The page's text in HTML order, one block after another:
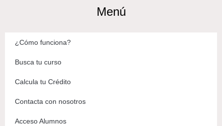
Menú
¿Cómo funciona?
Busca tu curso
Calcula tu Crédito
Contacta con nosotros
Acceso Alumnos